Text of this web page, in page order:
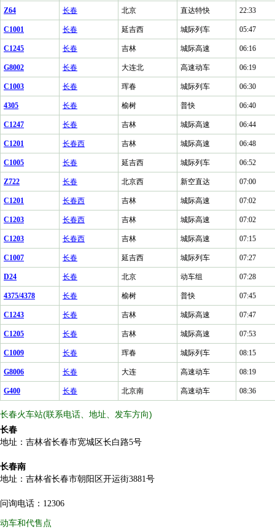
Z64 长春 北京 直达特快 22:33
C1001 长春 延吉西 城际列车 05:47
C1245 长春 吉林 城际高速 06:16
G8002 长春 大连北 高速动车 06:19
C1003 长春 珲春 城际列车 06:30
4305 长春 榆树 普快 06:40
C1247 长春 吉林 城际高速 06:44
C1201 长春西 吉林 城际高速 06:48
C1005 长春 延吉西 城际列车 06:52
Z722 长春 北京西 新空直达 07:00
C1201 长春西 吉林 城际高速 07:02
C1203 长春西 吉林 城际高速 07:02
C1203 长春西 吉林 城际高速 07:15
C1007 长春 延吉西 城际列车 07:27
D24 长春 北京 动车组 07:28
4375/4378 长春 榆树 普快 07:45
C1243 长春 吉林 城际高速 07:47
C1205 长春 吉林 城际高速 07:53
C1009 长春 珲春 城际列车 08:15
G8006 长春 大连 高速动车 08:19
G400 长春 北京南 高速动车 08:36
长春火车站(联系电话、地址、发车方向)
长春
地址：吉林省长春市宽城区长白路5号
长春南
地址：吉林省长春市朝阳区开运街3881号
问询电话：12306
动车和代售点